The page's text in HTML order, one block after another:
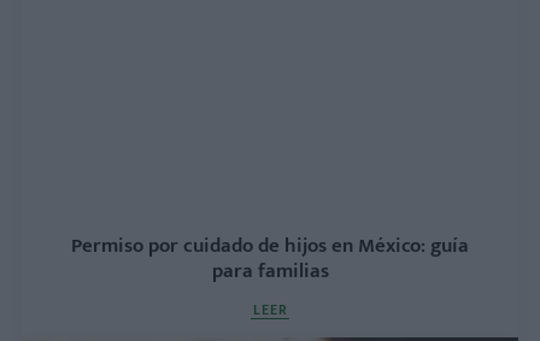
Permiso por cuidado de hijos en México: guía
para familias
LEER